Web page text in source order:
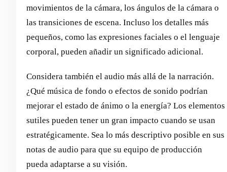
movimientos de la cámara, los ángulos de la cámara o
las transiciones de escena. Incluso los detalles más
pequeños, como las expresiones faciales o el lenguaje
corporal, pueden añadir un significado adicional.
Considera también el audio más allá de la narración.
¿Qué música de fondo o efectos de sonido podrían
mejorar el estado de ánimo o la energía? Los elementos
sutiles pueden tener un gran impacto cuando se usan
estratégicamente. Sea lo más descriptivo posible en sus
notas de audio para que su equipo de producción
pueda adaptarse a su visión.